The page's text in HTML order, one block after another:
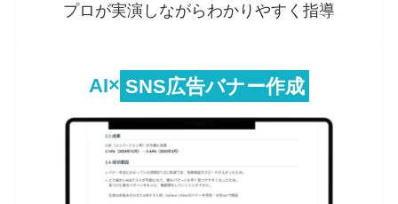
プロが実演しながらわかりやすく指導
AI× SNS広告バナー作成